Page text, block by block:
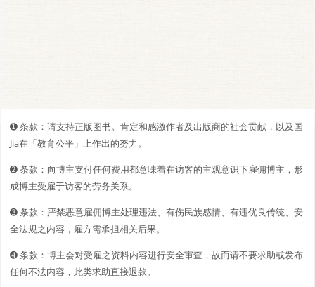
➊️ 条款：请支持正版图书。肯定和感激作者及出版商的社会贡献，以及国
Jia在「教育公平」上作出的努力。
➋️️ 条款：向博主支付任何费用都意味着在访客的主观意识下雇佣博主，形
成博主受雇于访客的劳务关系。
➌ 条款：严禁恶意雇佣博主处理违法、有伤民族感情、有违优良传统、安
全法规之内容，雇方需承担相关后果。
➍ 条款：博主会对受雇之资料内容进行安全审查，故而请不要求助或发布
任何不法内容，此类求助直接退款。